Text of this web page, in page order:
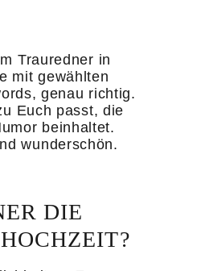
Trauredner in
mit gewählten
genau richtig.
Euch passt, die
beinhaltet.
wunderschön.
DIE